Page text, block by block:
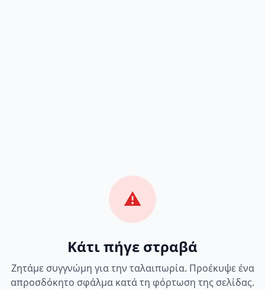
⚠️
Κάτι πήγε στραβά
Ζητάμε συγγνώμη για την ταλαιπωρία. Προέκυψε ένα
απροσδόκητο σφάλμα κατά τη φόρτωση της σελίδας.